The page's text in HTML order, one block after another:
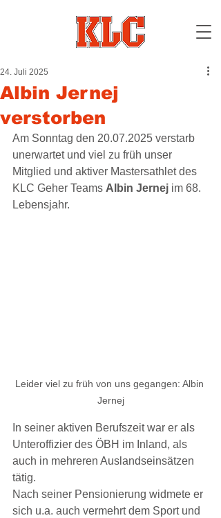
Albin Jernej
verstorben
24. Juli 2025
Am Sonntag den 20.07.2025 verstarb
unerwartet und viel zu früh unser
Mitglied und aktiver Mastersathlet des
KLC Geher Teams Albin Jernej im 68.
Lebensjahr.
Leider viel zu früh von uns gegangen: Albin
Jernej
In seiner aktiven Berufszeit war er als
Unteroffizier des ÖBH im Inland, als
auch in mehreren Auslandseinsätzen
tätig.
Nach seiner Pensionierung widmete er
sich u.a. auch vermehrt dem Sport und